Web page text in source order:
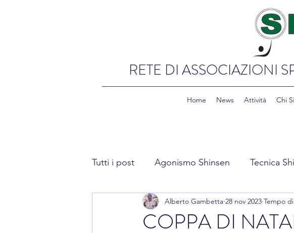
RETE DI ASSOCIAZIONI
Home News Attività Chi
Tutti i post Agonismo Shinsen Tecnica
Fitness Shinsen Academy Shinsen
COPPA DI
Alberto Gambetta 28 nov 2023 Tempo